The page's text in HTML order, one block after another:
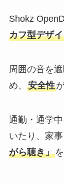
Shokz
カフ型デザ
周囲の音を
め、 安全性
通勤・通学
いたり、家
がら聴き」